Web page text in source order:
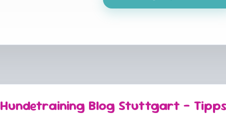
Hundetraining Blog Stuttgart –